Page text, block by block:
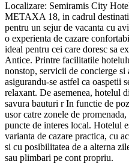
Localizare: Semiramis City
METAXA 18, in cadrul
pentru un sejur de vacanta cu
o experienta de cazare
ideal pentru cei care doresc sa
Antice. Printre facilitatile
nonstop, servicii de concierge
asigurandu-se astfel ca oaspetii
relaxant. De asemenea, hotelul
savura bauturi r In functie de
usor catre zonele de
puncte de interes local. Hotelul
varianta de cazare practica, cu
si cu posibilitatea de a alterna
sau plimbari pe cont propriu.